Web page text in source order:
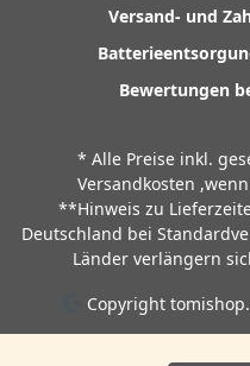
Versand- und
Bewertungen
* Alle Preise inkl.
Versandkosten
**Hinweis zu
Deutschland bei
Länder verlängern
Copyright